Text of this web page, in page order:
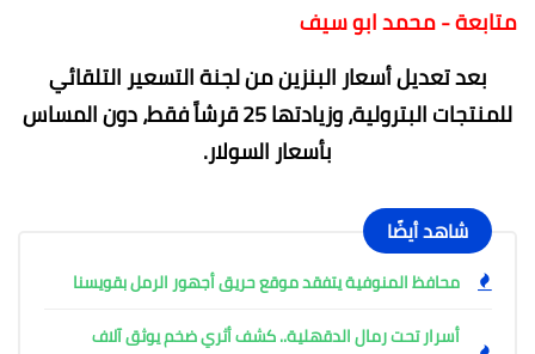
متابعة - محمد ابو سيف
بعد تعديل أسعار البنزين من لجنة التسعير التلقائي
للمنتجات البترولية، وزيادتها 25 قرشاً فقط، دون المساس
بأسعار السولار.
شاهد أيضًا
محافظ المنوفية يتفقد موقع حريق أجهور الرمل بقويسنا
أسرار تحت رمال الدقهلية.. كشف أثري ضخم يوثق آلاف